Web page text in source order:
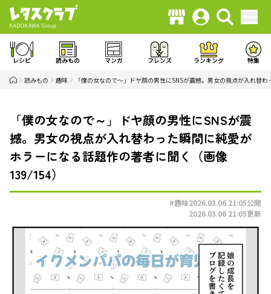
レシピ 読みもの マンガ フレンズ ランキング 特集
読みもの 趣味 「僕の女なので～」ドヤ顔の男性にSNSが震撼。男女の視点が入れ替
「僕の女なので～」ドヤ顔の男性にSNSが震
撼。男女の視点が入れ替わった瞬間に純愛が
ホラーになる話題作の著者に聞く（画像
139/154）
#趣味2026.03.06 21:05公開
2026.03.06 21:05更新